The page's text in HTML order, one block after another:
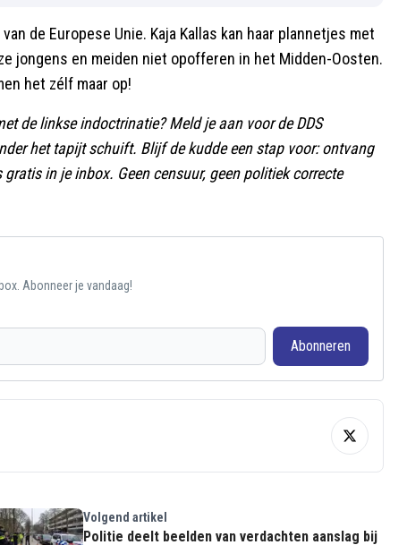
de Europese Unie. Kaja Kallas kan haar plannetjes met
jongens en meiden niet opofferen in het Midden-Oosten.
het zélf maar op!
de linkse indoctrinatie? Meld je aan voor de DDS
het tapijt schuift. Blijf de kudde een stap voor: ontvang
in je inbox. Geen censuur, geen politiek correcte
Abonneer je vandaag!
Abonneren
Volgend artikel
Politie deelt beelden van verdachten aanslag bij